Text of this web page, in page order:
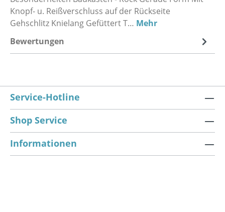
Knopf- u. Reißverschluss auf der Rückseite
Gehschlitz Knielang Gefüttert T… Mehr
Bewertungen
Service-Hotline
Shop Service
Informationen